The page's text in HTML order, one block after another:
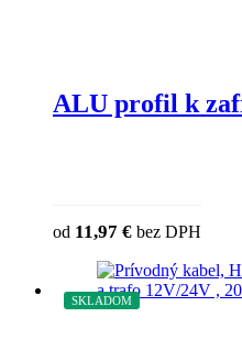
ALU profil k
od 11,97 € bez DPH
SKLADOM